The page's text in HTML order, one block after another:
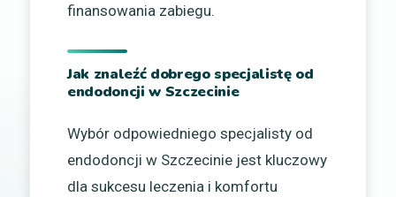
finansowania zabiegu.
Jak znaleźć dobrego specjalistę od
endodoncji w Szczecinie
Wybór odpowiedniego specjalisty od
endodoncji w Szczecinie jest kluczowy
dla sukcesu leczenia i komfortu